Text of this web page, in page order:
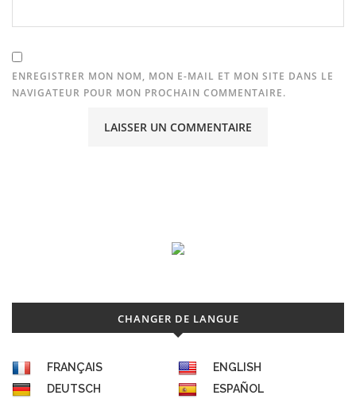
ENREGISTRER MON NOM, MON E-MAIL ET MON SITE DANS LE
NAVIGATEUR POUR MON PROCHAIN COMMENTAIRE.
CHANGER DE LANGUE
FRANÇAIS
ENGLISH
DEUTSCH
ESPAÑOL